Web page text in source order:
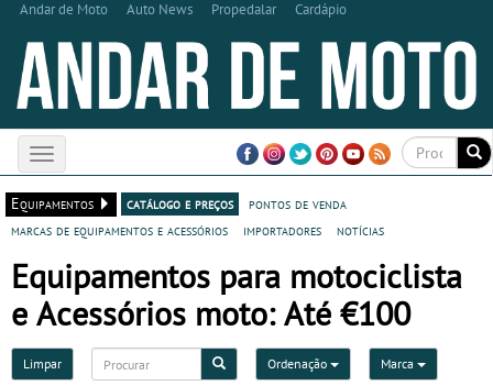
Andar de Moto Auto News Propedalar Cardápio
Toggle
navigation
Equipamentos
catálogo e preços
pontos de venda
marcas de equipamentos e acessórios
importadores notícias
Equipamentos para motociclista
e Acessórios moto: Até €100
Limpar Ordenação Marca